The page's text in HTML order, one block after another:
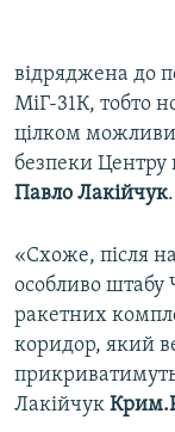
відряджена до
МіГ-31К, тобто
цілком
безпеки Центру
Павло Лакійчук.
«Схоже, після
особливо штабу
ракетних
коридор, який
Лакійчук